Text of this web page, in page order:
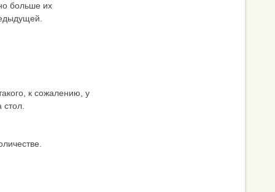
больше их
к сожалению, у